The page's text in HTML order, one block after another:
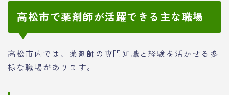
高松市で薬剤師が活躍できる主な職場
高松市内では、薬剤師の専門知識と経験を活かせる多
様な職場があります。